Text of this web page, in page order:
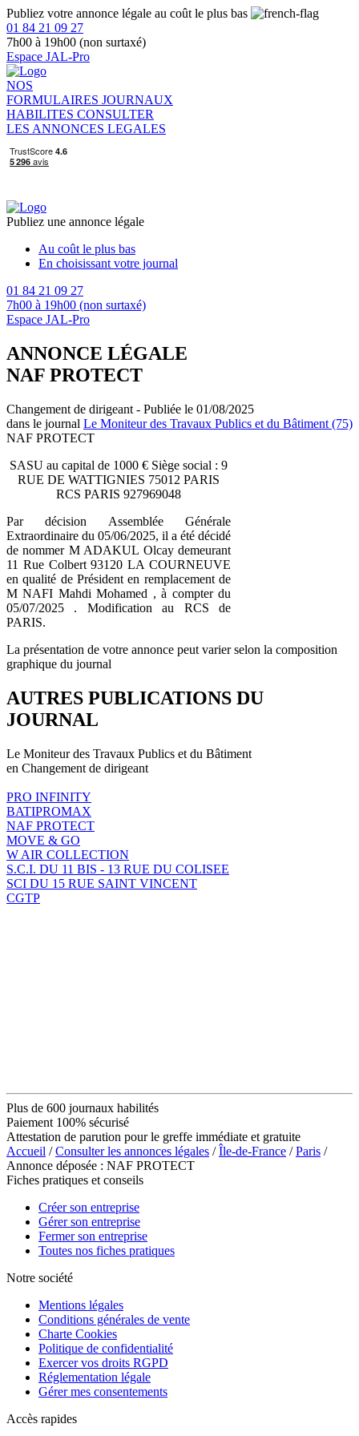
Publiez votre annonce légale au coût le plus bas
01 84 21 09 27
7h00 à 19h00 (non surtaxé)
Espace JAL-Pro
NOS
FORMULAIRES JOURNAUX
HABILITES CONSULTER
LES ANNONCES LEGALES
Publiez une annonce légale
Au coût le plus bas
En choisissant votre journal
01 84 21 09 27
7h00 à 19h00 (non surtaxé)
Espace JAL-Pro
ANNONCE LÉGALE
NAF PROTECT
Changement de dirigeant - Publiée le 01/08/2025
dans le journal Le Moniteur des Travaux Publics et du Bâtiment (75)
NAF PROTECT
SASU au capital de 1000 € Siège social : 9
RUE DE WATTIGNIES 75012 PARIS
RCS PARIS 927969048
Par décision Assemblée Générale
Extraordinaire du 05/06/2025, il a été décidé
de nommer M ADAKUL Olcay demeurant
11 Rue Colbert 93120 LA COURNEUVE
en qualité de Président en remplacement de
M NAFI Mahdi Mohamed , à compter du
05/07/2025 . Modification au RCS de
PARIS.
La présentation de votre annonce peut varier selon la composition
graphique du journal
AUTRES PUBLICATIONS DU
JOURNAL
Le Moniteur des Travaux Publics et du Bâtiment
en Changement de dirigeant
PRO INFINITY
BATIPROMAX
NAF PROTECT
MOVE & GO
W AIR COLLECTION
S.C.I. DU 11 BIS - 13 RUE DU COLISEE
SCI DU 15 RUE SAINT VINCENT
CGTP
Plus de 600 journaux habilités
Paiement 100% sécurisé
Attestation de parution pour le greffe immédiate et gratuite
Accueil /Consulter les annonces légales /Île-de-France /Paris /
Annonce déposée : NAF PROTECT
Fiches pratiques et conseils
Créer son entreprise
Gérer son entreprise
Fermer son entreprise
Toutes nos fiches pratiques
Notre société
Mentions légales
Conditions générales de vente
Charte Cookies
Politique de confidentialité
Exercer vos droits RGPD
Réglementation légale
Gérer mes consentements
Accès rapides